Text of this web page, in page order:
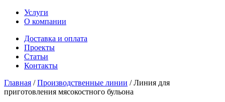
Услуги
О компании
Доставка и оплата
Проекты
Статьи
Контакты
Главная /Производственные линии /Линия для
приготовления мясокостного бульона